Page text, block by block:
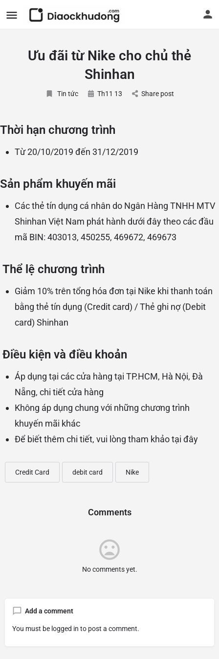
Ưu đãi từ Nike cho chủ thẻ
Shinhan
Tin tức Th11 13 Share post
Thời hạn chương trình
Từ 20/10/2019 đến 31/12/2019
Sản phẩm khuyến mãi
Các thẻ tín dụng cá nhân do Ngân Hàng TNHH MTV
Shinhan Việt Nam phát hành dưới đây theo các đầu
mã BIN: 403013, 450255, 469672, 469673
Thể lệ chương trình
Giảm 10% trên tổng hóa đơn tại Nike khi thanh toán
bằng thẻ tín dụng (Credit card) / Thẻ ghi nợ (Debit
card) Shinhan
Điều kiện và điều khoản
Áp dụng tại các cửa hàng tại TP.HCM, Hà Nội, Đà
Nẵng, chi tiết cửa hàng
Không áp dụng chung với những chương trình
khuyến mãi khác
Để biết thêm chi tiết, vui lòng tham khảotại đây
Credit Card debit card Nike
Comments
No comments yet.
Add a comment
You must be logged in to post a comment.